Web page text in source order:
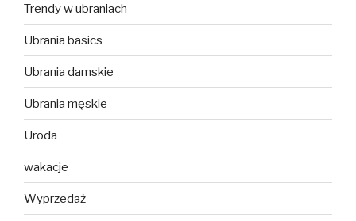
Trendy w ubraniach
Ubrania basics
Ubrania damskie
Ubrania męskie
Uroda
wakacje
Wyprzedaż